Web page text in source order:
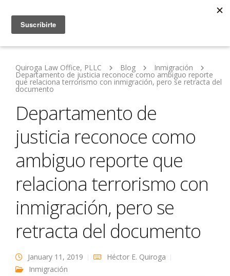
Quiroga Law Office, PLLC Blog Inmigración
Departamento de justicia reconoce como ambiguo reporte
que relaciona terrorismo con inmigración, pero se retracta del
documento
Departamento de
justicia reconoce como
ambiguo reporte que
relaciona terrorismo con
inmigración, pero se
retracta del documento
January 11, 2019
Héctor E. Quiroga
Inmigración